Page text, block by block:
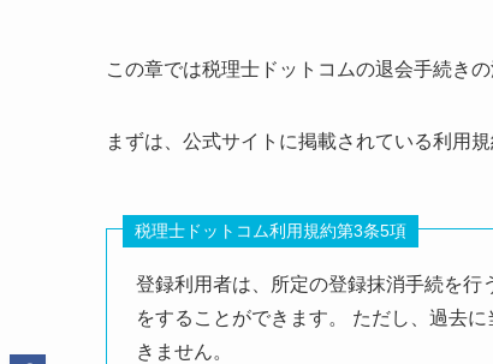
この章では税理士ドットコムの退会手続き
まずは、公式サイトに掲載されている利用規
税理士ドットコム利用規約第3条5項
登録利用者は、所定の登録抹消手続を行
をすることができます。 ただし、過去
きません。